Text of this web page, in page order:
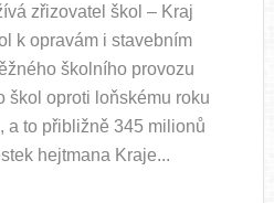
zřizovatel škol – Kraj
k opravám i stavebním
školního provozu
škol oproti loňskému roku
a to přibližně 345 milionů
hejtmana Kraje...